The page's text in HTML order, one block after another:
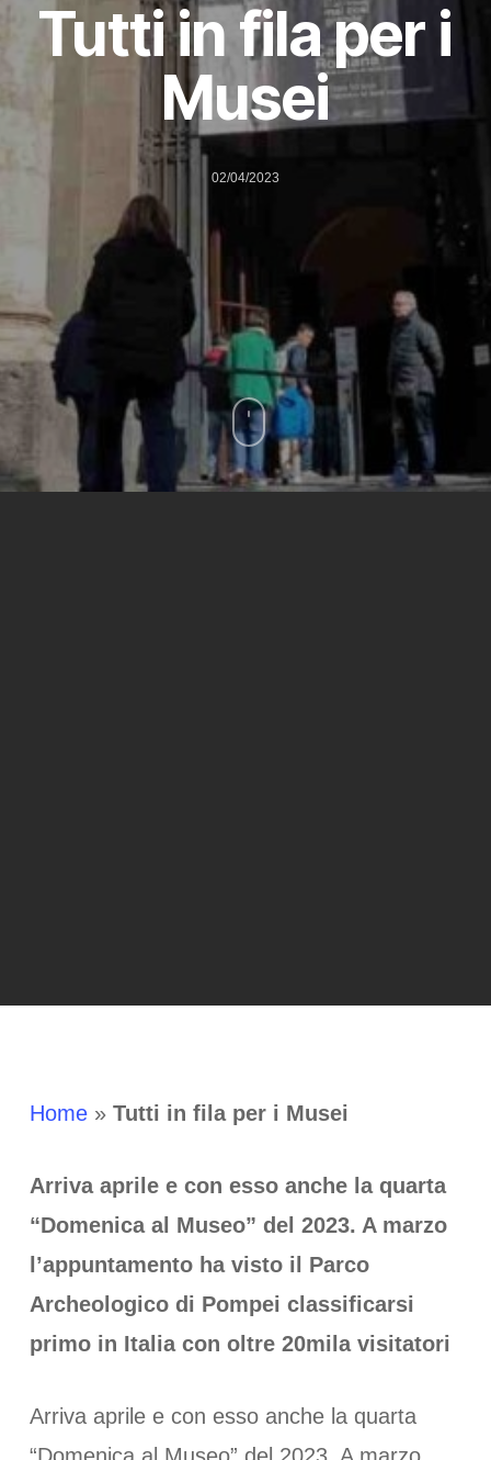
Tutti in fila per i
Musei
02/04/2023
Home» Tutti in fila per i Musei
Arriva aprile e con esso anche la quarta
“Domenica al Museo” del 2023. A marzo
l’appuntamento ha visto il Parco
Archeologico di Pompei classificarsi
primo in Italia con oltre 20mila visitatori
Arriva aprile e con esso anche la quarta